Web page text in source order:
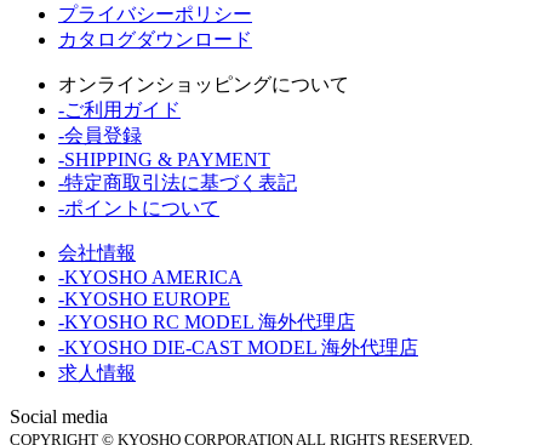
プライバシーポリシー
カタログダウンロード
オンラインショッピングについて
-ご利用ガイド
-会員登録
-SHIPPING & PAYMENT
-特定商取引法に基づく表記
-ポイントについて
会社情報
-KYOSHO AMERICA
-KYOSHO EUROPE
-KYOSHO RC MODEL 海外代理店
-KYOSHO DIE-CAST MODEL 海外代理店
求人情報
Social media
COPYRIGHT © KYOSHO CORPORATION ALL RIGHTS RESERVED.